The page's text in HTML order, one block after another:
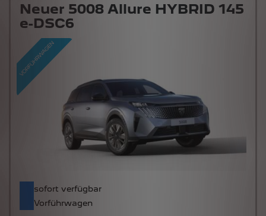
Neuer 5008 Allure HYBRID 145
e-DSC6
sofort verfügbar
Vorführwagen